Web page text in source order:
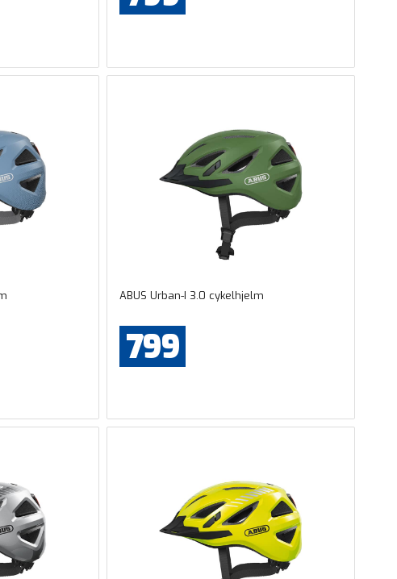
ABUS Urban-I 3.0 cykelhjelm
799